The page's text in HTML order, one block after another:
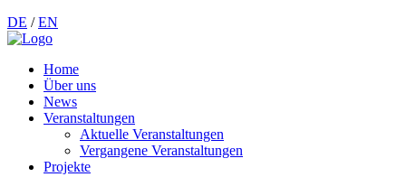
DE /EN
Home
Über uns
News
Veranstaltungen
Aktuelle Veranstaltungen
Vergangene Veranstaltungen
Projekte